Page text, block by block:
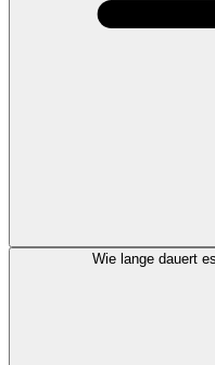
Wie lange dauert